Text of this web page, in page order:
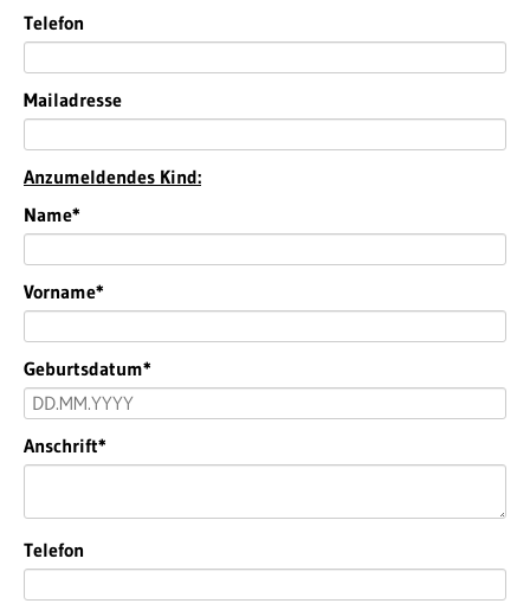
Telefon
Mailadresse
Anzumeldendes Kind:
Pflichtfeld
Name*
Pflichtfeld
Vorname*
Pflichtfeld
Geburtsdatum*
Pflichtfeld
Anschrift*
Telefon